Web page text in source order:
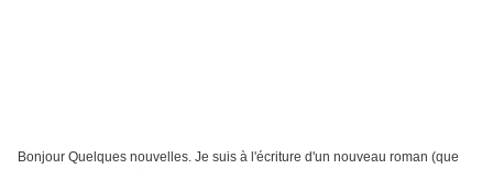
Bonjour Quelques nouvelles. Je suis à l'écriture d'un nouveau roman (que